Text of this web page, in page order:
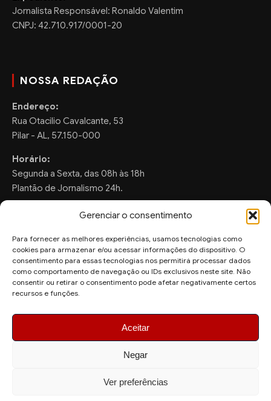
Gerenciar o consentimento
Para fornecer as melhores experiências, usamos tecnologias como
cookies para armazenar e/ou acessar informações do dispositivo. O
consentimento para essas tecnologias nos permitirá processar dados
como comportamento de navegação ou IDs exclusivos neste site. Não
consentir ou retirar o consentimento pode afetar negativamente certos
recursos e funções.
Aceitar
Negar
Ver preferências
Jornalista Responsável: Ronaldo Valentim
CNPJ: 42.710.917/0001-20
NOSSA REDAÇÃO
Endereço:
Rua Otacilio Cavalcante, 53
Pilar - AL, 57.150-000
Horário:
Segunda a Sexta, das 08h às 18h
Plantão de Jornalismo 24h.
FALE CONOSCO
Sugestões de Pauta:
ronaldo.valentim150@gmail.com
© 2026 AquiAgora - Todos os direitos reservados.